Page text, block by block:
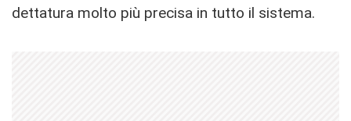
dettatura molto più precisa in tutto il sistema.